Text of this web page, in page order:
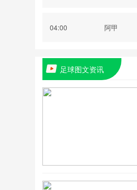
04:00 阿甲
足球图文资讯